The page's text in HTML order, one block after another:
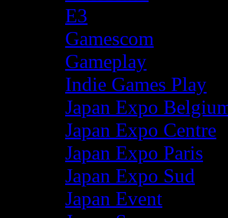
E3
Gamescom
Gameplay
Indie Games Play
Japan Expo
Japan Expo Centre
Japan Expo Paris
Japan Expo Sud
Japan Event